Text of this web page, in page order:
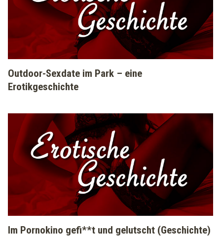
Outdoor-Sexdate im Park – eine
Erotikgeschichte
Im Pornokino gefi**t und gelutscht (Geschichte)